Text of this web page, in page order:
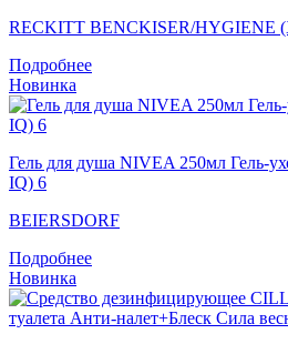
RECKITT BENCKISER/HYGIENE
Подробнее
Новинка
Гель для душа NIVEA 250мл Гель-
IQ) 6
BEIERSDORF
Подробнее
Новинка